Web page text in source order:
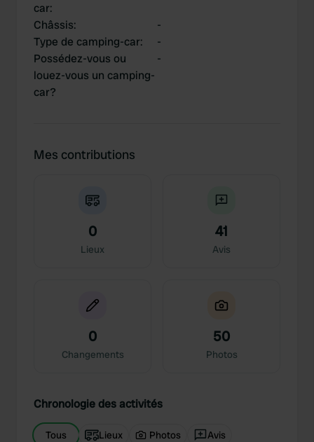
car:
Châssis:
-
Type de camping-car:
-
Possédez-vous ou
louez-vous un camping-
car?
-
Mes contributions
0
Lieux
41
Avis
0
Changements
50
Photos
Chronologie des activités
Tous Lieux Photos Avis